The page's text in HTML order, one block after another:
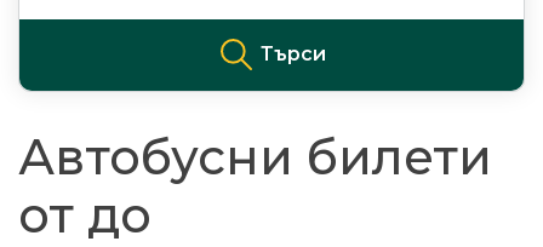
Търси
Автобусни билети
от до